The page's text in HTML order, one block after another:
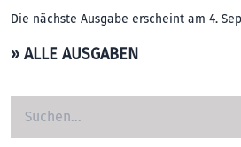
Die nächste Ausgabe erscheint am 4.
» ALLE AUSGABEN